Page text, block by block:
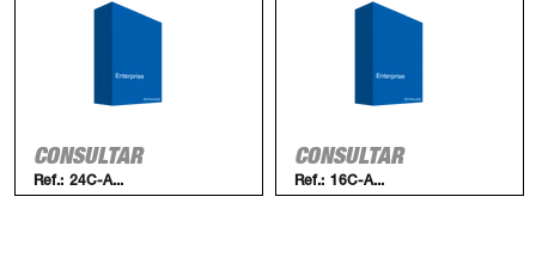
CONSULTAR
Ref.: 24C-A...
CONSULTAR
Ref.: 16C-A...